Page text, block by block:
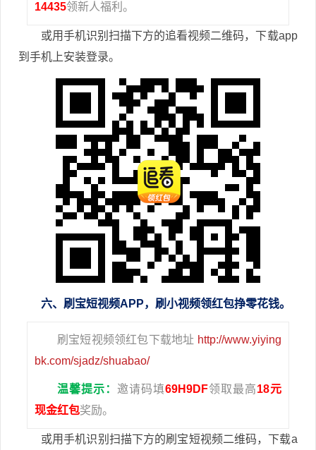
14435领新人福利。
或用手机识别扫描下方的追看视频二维码，下载app
到手机上安装登录。
六、刷宝短视频APP，刷小视频领红包挣零花钱。
刷宝短视频领红包下载地址 http://www.yiying
bk.com/sjadz/shuabao/
温馨提示： 邀请码填69H9DF领取最高18元
现金红包奖励。
或用手机识别扫描下方的刷宝短视频二维码，下载a